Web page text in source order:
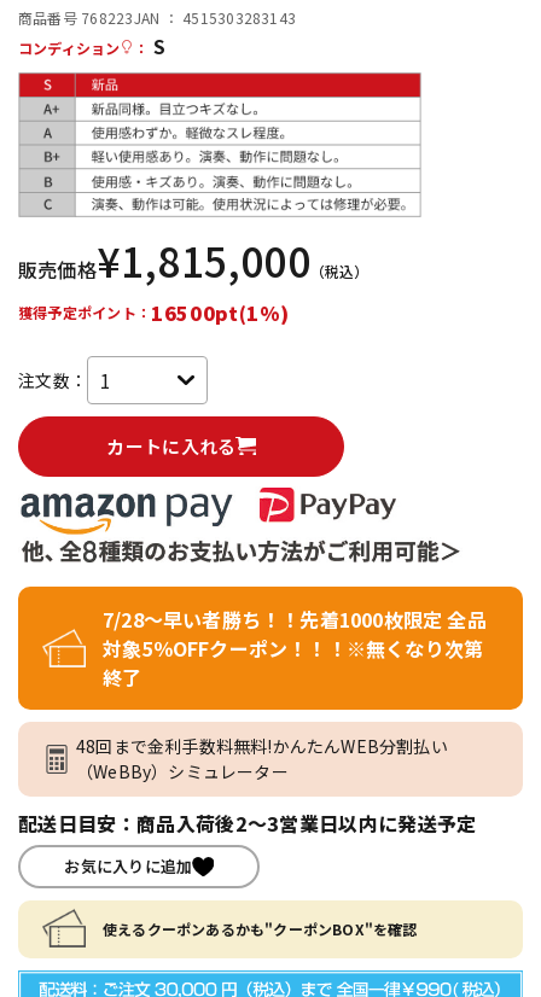
配信/ライブ機器
中古 ヴィンテージ
商品番号 768223JAN ： 4515303283143
コンディション
： S
販売価格¥1,815,000 （税込）
獲得予定ポイント： 16500pt(1%)
注文数：
カートに入れる
7/28～早い者勝ち！！先着1000枚限定 全品
対象5％OFFクーポン！！！※無くなり次第
終了
48回まで金利手数料無料!かんたんWEB分割払い
（WeBBy）シミュレーター
配送日目安：商品入荷後2～3営業日以内に発送予定
お気に入りに追加
使えるクーポンあるかも"クーポンBOX"を確認